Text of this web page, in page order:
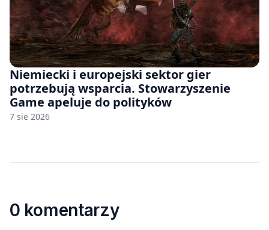
Niemiecki i europejski sektor gier
potrzebują wsparcia. Stowarzyszenie
Game apeluje do polityków
7 sie 2026
0 komentarzy